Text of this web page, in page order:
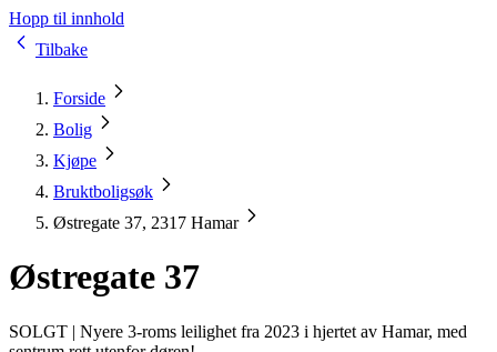
Hopp til innhold
Tilbake
Forside
Bolig
Kjøpe
Bruktboligsøk
Østregate 37, 2317 Hamar
Østregate 37
SOLGT | Nyere 3-roms leilighet fra 2023 i hjertet av Hamar, med